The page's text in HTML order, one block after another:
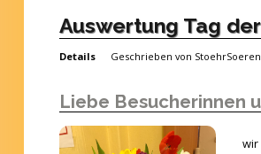
Auswertung Tag
Details Geschrieben von StoehrSoeren
Liebe Besucherinnen
wir